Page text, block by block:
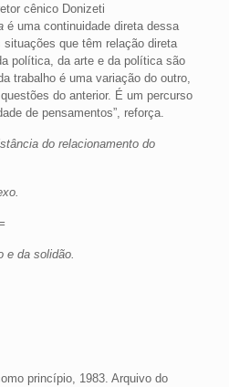
cênico Donizeti
é uma continuidade direta dessa
situações que têm relação direta
política, da arte e da política são
trabalho é uma variação do outro,
do anterior. É um percurso
de pensamentos”, reforça.
do relacionamento do
e da solidão.
princípio, 1983. Arquivo do